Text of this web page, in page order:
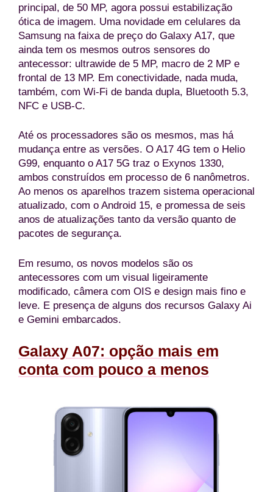
principal, de 50 MP, agora possui estabilização
ótica de imagem. Uma novidade em celulares da
Samsung na faixa de preço do Galaxy A17, que
ainda tem os mesmos outros sensores do
antecessor: ultrawide de 5 MP, macro de 2 MP e
frontal de 13 MP. Em conectividade, nada muda,
também, com Wi-Fi de banda dupla, Bluetooth 5.3,
NFC e USB-C.
Até os processadores são os mesmos, mas há
mudança entre as versões. O A17 4G tem o Helio
G99, enquanto o A17 5G traz o Exynos 1330,
ambos construídos em processo de 6 nanômetros.
Ao menos os aparelhos trazem sistema operacional
atualizado, com o Android 15, e promessa de seis
anos de atualizações tanto da versão quanto de
pacotes de segurança.
Em resumo, os novos modelos são os
antecessores com um visual ligeiramente
modificado, câmera com OIS e design mais fino e
leve. E presença de alguns dos recursos Galaxy Ai
e Gemini embarcados.
Galaxy A07: opção mais em
conta com pouco a menos